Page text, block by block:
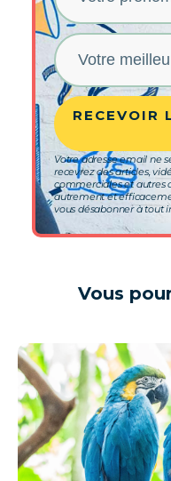
RECEVOIR
Votre adresse email ne
recevrez des articles,
commerciales et autres
autrement et
vous désabonner à tout
Vous